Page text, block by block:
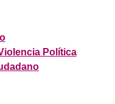
Política